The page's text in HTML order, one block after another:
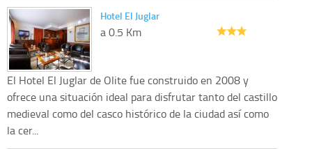
Hotel El Juglar
a 0.5 Km
El Hotel El Juglar de Olite fue construido en 2008 y
ofrece una situación ideal para disfrutar tanto del castillo
medieval como del casco histórico de la ciudad así como
la cer...